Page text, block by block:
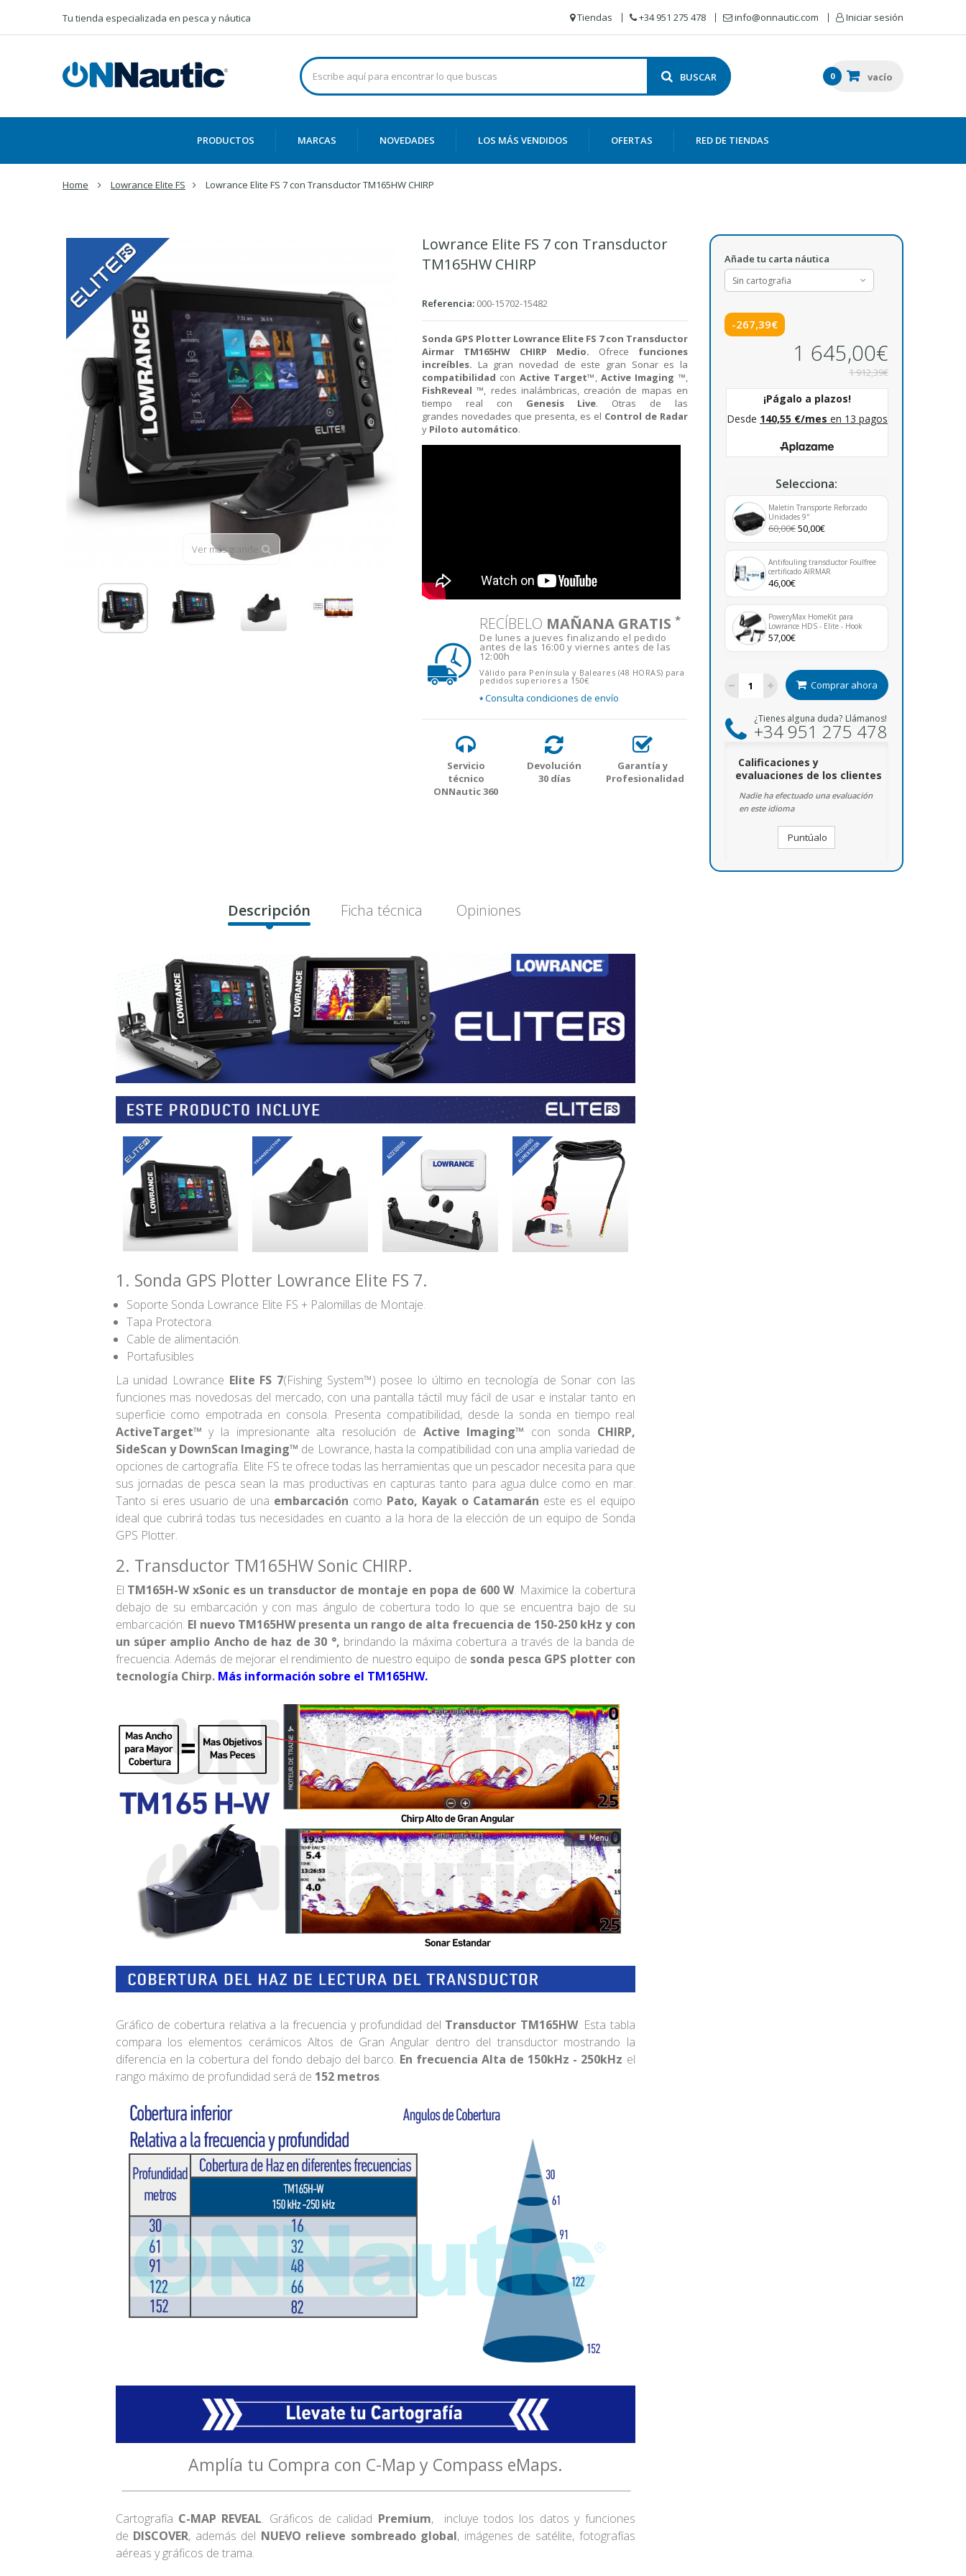
Tu tienda especializada en pesca y náutica Tiendas +34 951 275 478 info@onnautic.com Iniciar sesión
BUSCAR 0 vacío
PRODUCTOS MARCAS NOVEDADES LOS MÁS VENDIDOS OFERTAS RED DE TIENDAS
Home Lowrance Elite FS Lowrance Elite FS 7 con Transductor TM165HW CHIRP
Ver más grande
Lowrance Elite FS 7 con Transductor
TM165HW CHIRP
Referencia: 000-15702-15482
Sonda GPS Plotter Lowrance Elite FS 7 con Transductor
Airmar TM165HW CHIRP Medio. Ofrece funciones
increíbles. La gran novedad de este gran Sonar es la
compatibilidad con Active Target™, Active Imaging ™,
FishReveal ™, redes inalámbricas, creación de mapas en
tiempo real con Genesis Live. Otras de las
grandes novedades que presenta, es el Control de Radar
y Piloto automático.
RECÍBELO MAÑANA GRATIS *
De lunes a jueves finalizando el pedido
antes de las 16:00 y viernes antes de las
12:00h
Válido para Península y Baleares (48 HORAS) para
pedidos superiores a 150€
* Consulta condiciones de envío
Servicio
técnico
ONNautic 360
Devolución
30 días
Garantía y
Profesionalidad
Añade tu carta náutica
Sin cartografia
-267,39€
1 645,00€
1 912,39€
Selecciona:
Maletín Transporte Reforzado
Unidades 9"
60,00€50,00€
Antifouling transductor Foulfree
certificado AIRMAR
46,00€
PoweryMax HomeKit para
Lowrance HDS - Elite - Hook
57,00€
Comprar ahora
¿Tienes alguna duda? Llámanos!
+34 951 275 478
Calificaciones y
evaluaciones de los clientes
Nadie ha efectuado una evaluación
en este idioma
Puntúalo
Descripción Ficha técnica Opiniones
1. Sonda GPS Plotter Lowrance Elite FS 7.
Soporte Sonda Lowrance Elite FS + Palomillas de Montaje.
Tapa Protectora.
Cable de alimentación.
Portafusibles
La unidad Lowrance Elite FS 7(Fishing System™) posee lo último en tecnología de Sonar con las
funciones mas novedosas del mercado, con una pantalla táctil muy fácil de usar e instalar tanto en
superficie como empotrada en consola. Presenta compatibilidad, desde la sonda en tiempo real
ActiveTarget™ y la impresionante alta resolución de Active Imaging™ con sonda CHIRP,
SideScan y DownScan Imaging™ de Lowrance, hasta la compatibilidad con una amplia variedad de
opciones de cartografía. Elite FS te ofrece todas las herramientas que un pescador necesita para que
sus jornadas de pesca sean la mas productivas en capturas tanto para agua dulce como en mar.
Tanto si eres usuario de una embarcación como Pato, Kayak o Catamarán este es el equipo
ideal que cubrirá todas tus necesidades en cuanto a la hora de la elección de un equipo de Sonda
GPS Plotter.
2. Transductor TM165HW Sonic CHIRP.
El TM165H-W xSonic es un transductor de montaje en popa de 600 W. Maximice la cobertura
debajo de su embarcación y con mas ángulo de cobertura todo lo que se encuentra bajo de su
embarcación. El nuevo TM165HW presenta un rango de alta frecuencia de 150-250 kHz y con
un súper amplio Ancho de haz de 30 °, brindando la máxima cobertura a través de la banda de
frecuencia. Además de mejorar el rendimiento de nuestro equipo de sonda pesca GPS plotter con
tecnología Chirp. Más información sobre el TM165HW.
Gráfico de cobertura relativa a la frecuencia y profundidad del Transductor TM165HW. Esta tabla
compara los elementos cerámicos Altos de Gran Angular dentro del transductor mostrando la
diferencia en la cobertura del fondo debajo del barco. En frecuencia Alta de 150kHz - 250kHz el
rango máximo de profundidad será de 152 metros.
Amplía tu Compra con C-Map y Compass eMaps.
Cartografía C-MAP REVEAL. Gráficos de calidad Premium, incluye todos los datos y funciones
de DISCOVER, además del NUEVO relieve sombreado global, imágenes de satélite, fotografías
aéreas y gráficos de trama.